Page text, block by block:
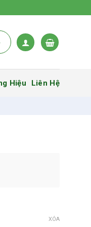
Hiệu Liên Hệ
XÓA